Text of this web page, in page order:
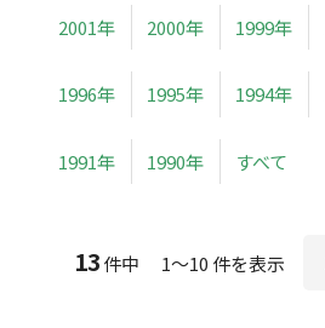
2001年 2000年 1999年
1996年 1995年 1994年
1991年 1990年 すべて
13件中 1～10 件を表示